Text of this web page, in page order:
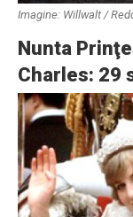
Imagine: Willwalt /
Nunta
Charles: 29